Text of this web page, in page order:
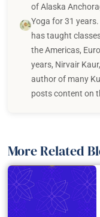
of Alaska
Yoga for 31
has taught
the Americas,
years, Nirvair
author of many
posts content on
More Related